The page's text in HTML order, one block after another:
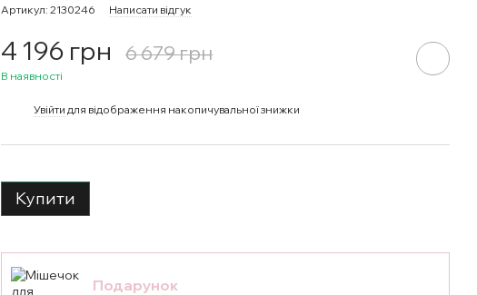
Артикул: 2130246 Написати відгук
4 196 грн 6 679 грн
В наявності
Увійти для відображення накопичувальної знижки
Купити
Подарунок